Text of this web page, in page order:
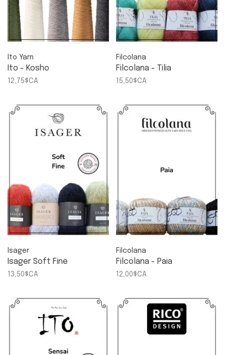
Ito Yarn
Ito - Kosho
12,75$CA
Filcolana
Filcolana - Tilia
15,50$CA
Isager
Isager Soft Fine
13,50$CA
Filcolana
Filcolana - Paia
12,00$CA